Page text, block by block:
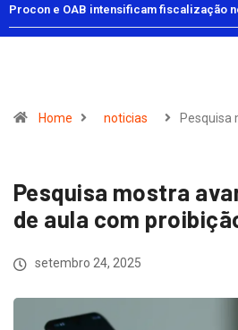
Procon e OAB intensificam fiscalização
Pais
Home noticias Pesquisa
Pesquisa mostra
de aula com
setembro 24, 2025